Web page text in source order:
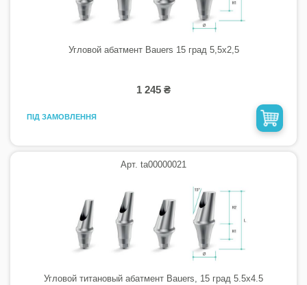
Угловой абатмент Bauers 15 град 5,5х2,5
1 245 ₴
ПІД ЗАМОВЛЕННЯ
Арт. ta00000021
Угловой титановый абатмент Bauers, 15 град 5.5х4.5